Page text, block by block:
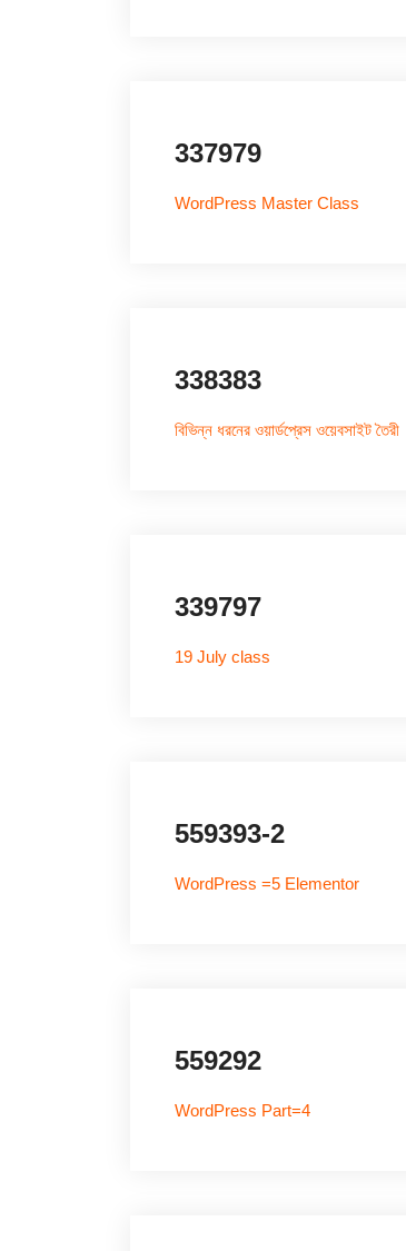
337979
WordPress Master Class
338383
বিভিন্ন ধরনের ওয়ার্ডপ্রেস ওয়েবসাইট তৈরী
339797
19 July class
559393-2
WordPress =5 Elementor
559292
WordPress Part=4